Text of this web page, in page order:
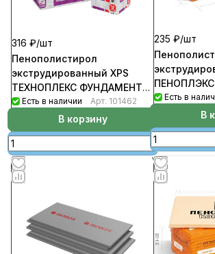
316 ₽/шт
Пенополистирол
экструдированный XPS
ТЕХНОПЛЕКС ФУНДАМЕНТ
50мм*580*1180
(уп-8шт/5,47кв.м/0.2737куб.м)
Есть в наличии Арт. 101462
В корзину
235 ₽/шт
уп-13шт/
Есть в
В